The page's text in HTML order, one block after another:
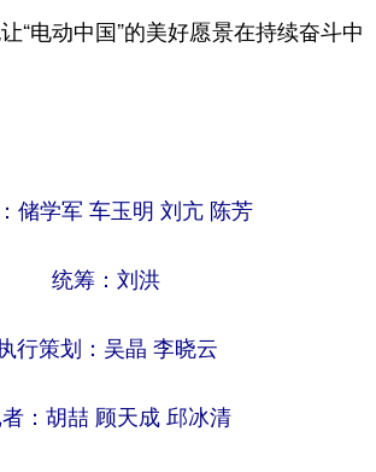
“电动中国”的美好愿景在持续奋斗中
储学军 车玉明 刘亢 陈芳
统筹：刘洪
行策划：吴晶 李晓云
：胡喆 顾天成 邱冰清